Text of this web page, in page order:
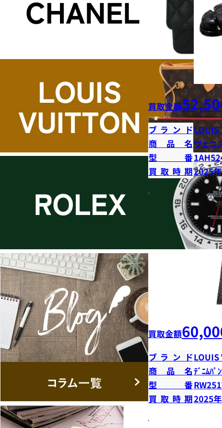
買取金額
ブランドLOUIS
商品名 ヴェニ
型番
買取時期2025
買取金額
ブランドLOUIS
商品名ﾃﾞﾆﾑﾊﾟ
型番
買取時期2025